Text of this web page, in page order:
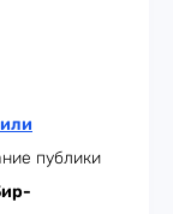
публики